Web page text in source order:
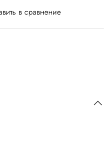
в сравнение